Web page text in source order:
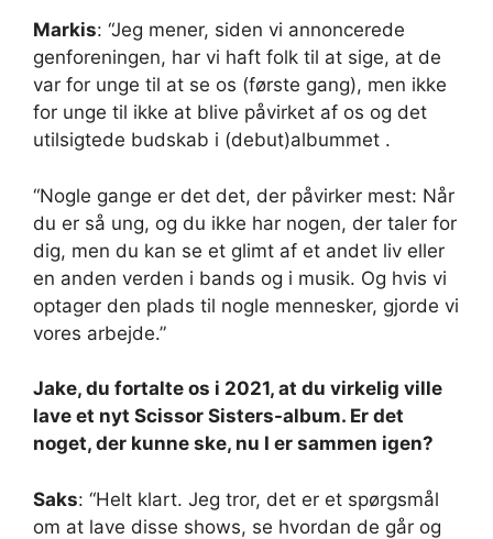
Markis: “Jeg mener, siden vi annoncerede
genforeningen, har vi haft folk til at sige, at de
var for unge til at se os (første gang), men ikke
for unge til ikke at blive påvirket af os og det
utilsigtede budskab i (debut)albummet .
“Nogle gange er det det, der påvirker mest: Når
du er så ung, og du ikke har nogen, der taler for
dig, men du kan se et glimt af et andet liv eller
en anden verden i bands og i musik. Og hvis vi
optager den plads til nogle mennesker, gjorde vi
vores arbejde.”
Jake, du fortalte os i 2021, at du virkelig ville
lave et nyt Scissor Sisters-album. Er det
noget, der kunne ske, nu I er sammen igen?
Saks: “Helt klart. Jeg tror, ​​det er et spørgsmål
om at lave disse shows, se hvordan de går og